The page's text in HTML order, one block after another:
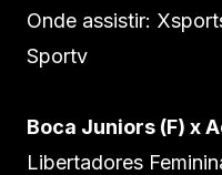
Onde assistir:
Sportv
Boca Juniors (F) x
Libertadores